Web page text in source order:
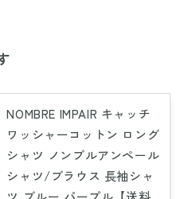
NOMBRE IMPAIR キャッチ
ワッシャーコットン ロング
シャツ ノンブルアンペール
シャツ/ブラウス 長袖シャ